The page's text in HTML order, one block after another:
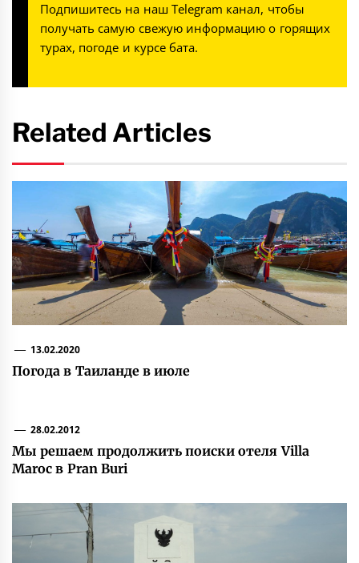
Подпишитесь на наш Telegram канал, чтобы
получать самую свежую информацию о горящих
турах, погоде и курсе бата.
Related Articles
13.02.2020
Погода в Таиланде в июле
28.02.2012
Мы решаем продолжить поиски отеля Villa
Maroc в Pran Buri